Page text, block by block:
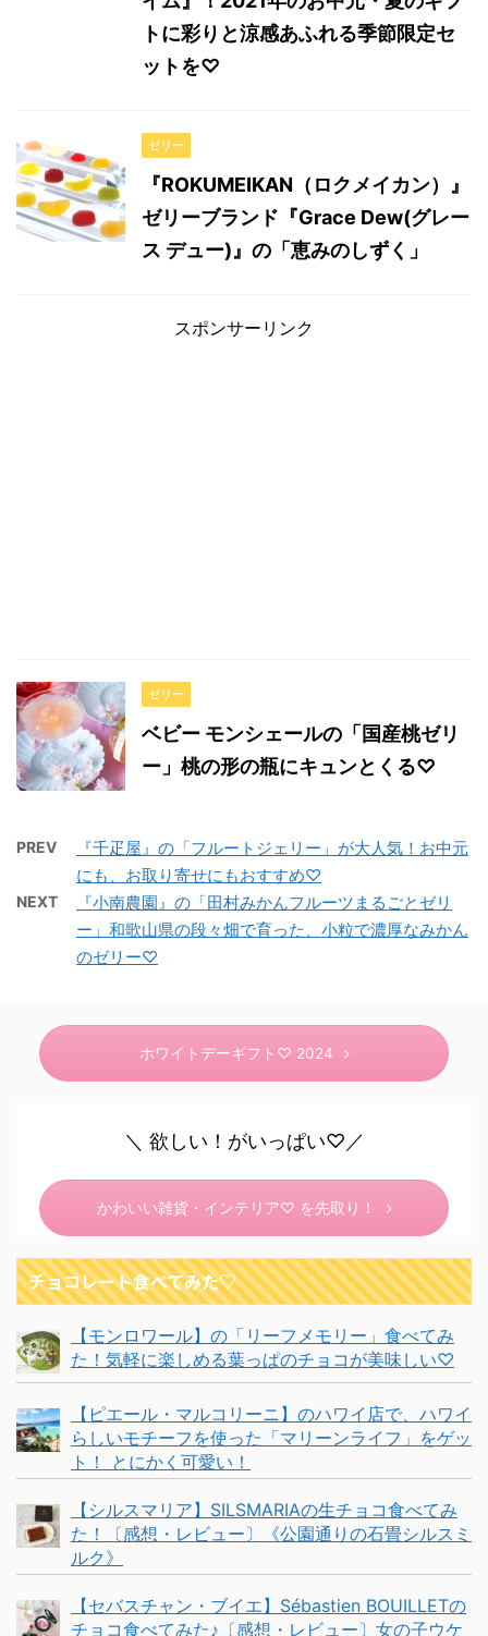
トに彩りと涼感あふれる季節限定セ
ットを♡
ゼリー
『ROKUMEIKAN（ロクメイカン）』
ゼリーブランド『Grace Dew(グレー
ス デュー)』の「恵みのしずく」
スポンサーリンク
ゼリー
ベビー モンシェールの「国産桃ゼリ
ー」桃の形の瓶にキュンとくる♡
PREV
『千疋屋』の「フルートジェリー」が大人気！お中元
にも、お取り寄せにもおすすめ♡
NEXT
『小南農園』の「田村みかんフルーツまるごとゼリ
ー」和歌山県の段々畑で育った、小粒で濃厚なみかん
のゼリー♡
ホワイトデーギフト♡ 2024
＼ 欲しい！がいっぱい♡／
かわいい雑貨・インテリア♡ を先取り！
チョコレート食べてみた♡
【モンロワール】の「リーフメモリー」食べてみ
た！気軽に楽しめる葉っぱのチョコが美味しい♡
【ピエール・マルコリーニ】のハワイ店で、ハワイ
らしいモチーフを使った「マリーンライフ」をゲッ
ト！ とにかく可愛い！
【シルスマリア】SILSMARIAの生チョコ食べてみ
た！〔感想・レビュー〕《公園通りの石畳シルスミ
ルク》
【セバスチャン・ブイエ】Sébastien BOUILLETの
チョコ食べてみた♪〔感想・レビュー〕女の子ウケ